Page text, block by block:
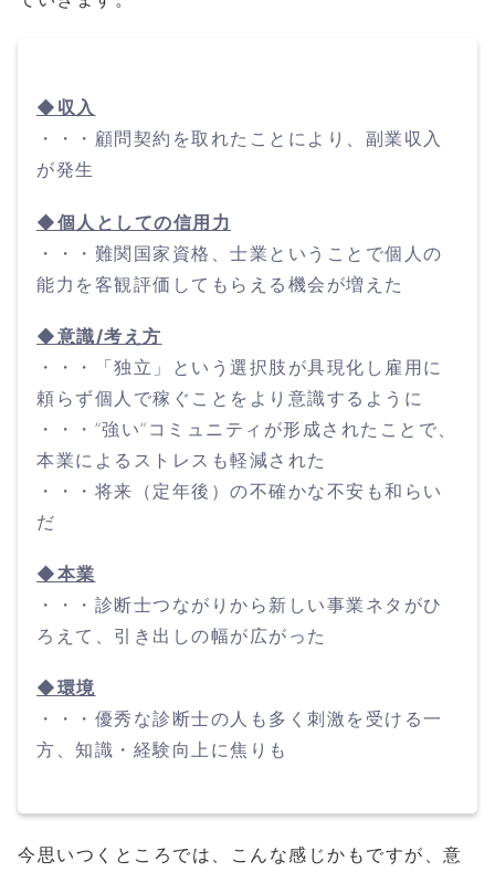
◆収入
・・・顧問契約を取れたことにより、副業収入
が発生
◆個人としての信用力
・・・難関国家資格、士業ということで個人の
能力を客観評価してもらえる機会が増えた
◆意識/考え方
・・・「独立」という選択肢が具現化し雇用に
頼らず個人で稼ぐことをより意識するように
・・・”強い”コミュニティが形成されたことで、
本業によるストレスも軽減された
・・・将来（定年後）の不確かな不安も和らい
だ
◆本業
・・・診断士つながりから新しい事業ネタがひ
ろえて、引き出しの幅が広がった
◆環境
・・・優秀な診断士の人も多く刺激を受ける一
方、知識・経験向上に焦りも
今思いつくところでは、こんな感じかもですが、意